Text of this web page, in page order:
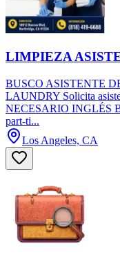
LIMPIEZA
BUSCO ASISTENTE
LAUNDRY Solicita
NECESARIO INGLÉS
part-ti...
Los Angeles, CA